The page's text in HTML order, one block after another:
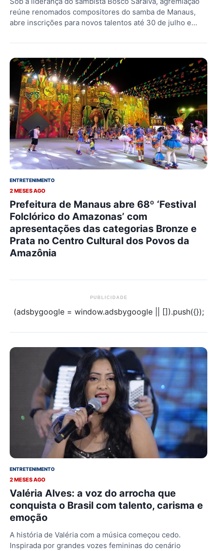
reúne renomados compositores do samba de Manaus,
abre inscrições para novos talentos até 30 de julho e…
ENTRETENIMENTO
2 MESES AGO
Prefeitura de Manaus abre 68º ‘Festival
Folclórico do Amazonas’ com
apresentações das categorias Bronze e
Prata no Centro Cultural dos Povos da
Amazônia
PUBLICIDADE
(adsbygoogle = window.adsbygoogle || []).push({});
ENTRETENIMENTO
2 MESES AGO
Valéria Alves: a voz do arrocha que
conquista o Brasil com talento, carisma e
emoção
A história de Valéria com a música começou cedo.
Inspirada por grandes vozes femininas do cenário